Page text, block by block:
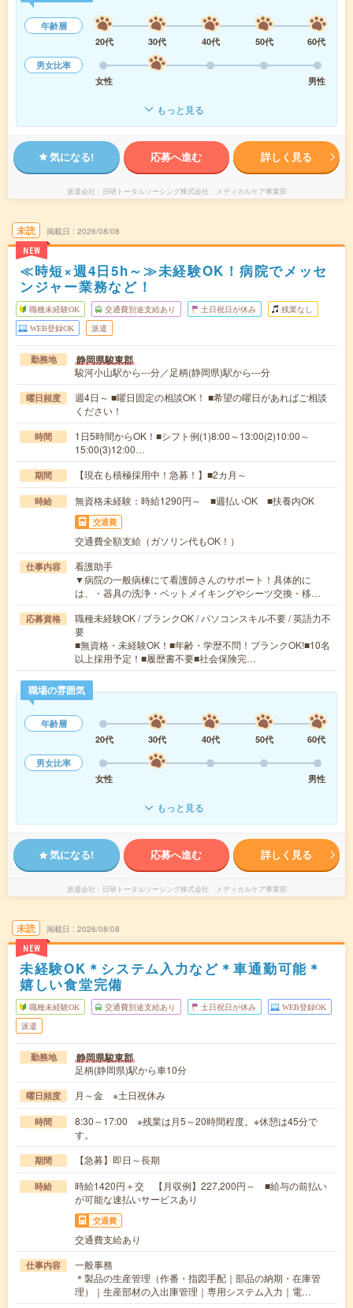
年齢層
20代
30代 40代 50代
60代
男女比率
女性
男性
もっと見る
気になる! 応募へ進む 詳しく見る
派遣会社 日研トータルソーシング株式会社 メディカルケア事業部
未読
NEW
掲載日 2026/08/08
≪時短×週4日5h～≫未経験OK！病院でメッセ
ンジャー業務など！
職種未経験OK 交通費別途支給あり 土日祝日が休み 残業なし
WEB登録OK 派遣
勤務地 静岡県駿東郡
駿河小山駅から---分／足柄(静岡県)駅から---分
曜日頻度
週4日～ ■曜日固定の相談OK！ ■希望の曜日があればご相談
ください！
時間
1日5時間からOK！■シフト例(1)8:00～13:00(2)10:00～
15:00(3)12:00…
期間 【現在も積極採用中！急募！】■2カ月～
時給 無資格未経験：時給1290円～ ■週払いOK ■扶養内OK
交通費
交通費全額支給（ガソリン代もOK！）
仕事内容
看護助手
▼病院の一般病棟にて看護師さんのサポート！具体的に
は、・器具の洗浄・ベットメイキングやシーツ交換・移…
応募資格
職種未経験OK / ブランクOK / パソコンスキル不要 / 英語力不
要
■無資格・未経験OK！■年齢・学歴不問！ブランクOK!■10名
以上採用予定！■履歴書不要■社会保険完…
職場の雰囲気
年齢層
20代
30代 40代 50代
60代
男女比率
女性
男性
もっと見る
気になる! 応募へ進む 詳しく見る
派遣会社 日研トータルソーシング株式会社 メディカルケア事業部
未読
NEW
掲載日 2026/08/08
未経験OK＊システム入力など＊車通勤可能＊
嬉しい食堂完備
職種未経験OK 交通費別途支給あり 土日祝日が休み WEB登録OK
派遣
勤務地 静岡県駿東郡
足柄(静岡県)駅から車10分
曜日頻度 月～金 ※土日祝休み
時間
8:30～17:00 ※残業は月5～20時間程度。※休憩は45分で
す。
期間 【急募】即日～長期
時給
時給1420円＋交 【月収例】227,200円～ ■給与の前払い
が可能な速払いサービスあり
交通費
交通費支給あり
仕事内容
一般事務
＊製品の生産管理（作番・指図手配｜部品の納期・在庫管
理）｜生産部材の入出庫管理｜専用システム入力｜電…